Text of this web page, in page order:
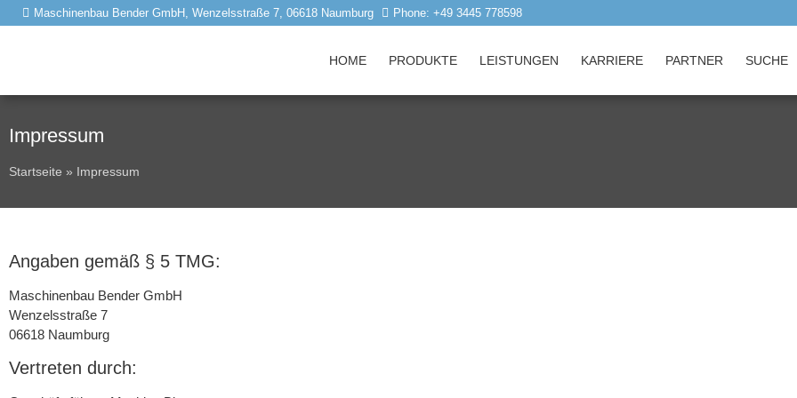
Maschinenbau Bender GmbH, Wenzelsstraße 7, 06618 Naumburg Phone: +49 3445 778598
HOME PRODUKTE LEISTUNGEN KARRIERE PARTNER SUCHE
Impressum
Startseite » Impressum
Angaben gemäß § 5 TMG:
Maschinenbau Bender GmbH
Wenzelsstraße 7
06618 Naumburg
Vertreten durch: